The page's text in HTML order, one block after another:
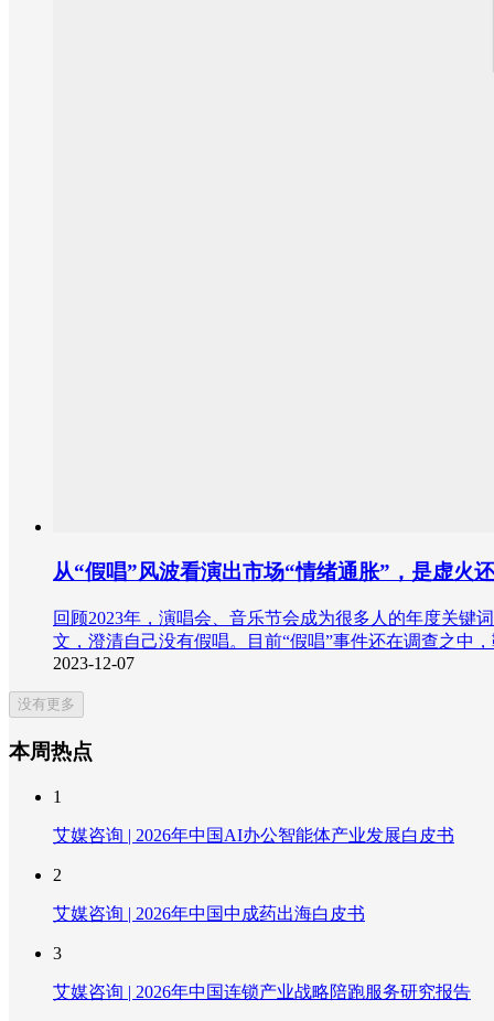
从“假唱”风波看演出市场“情绪通胀”，是虚火
回顾2023年，演唱会、音乐节会成为很多人的年度关键
文，澄清自己没有假唱。目前“假唱”事件还在调查之中
2023-12-07
没有更多
本周热点
1
艾媒咨询 | 2026年中国AI办公智能体产业发展白皮书
2
艾媒咨询 | 2026年中国中成药出海白皮书
3
艾媒咨询 | 2026年中国连锁产业战略陪跑服务研究报告